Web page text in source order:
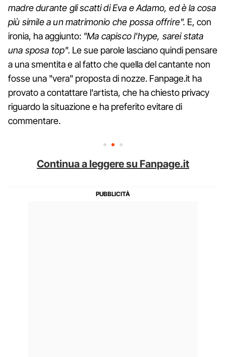
madre durante gli scatti di Eva e Adamo, ed è la cosa
più simile a un matrimonio che possa offrire". E, con
ironia, ha aggiunto: "Ma capisco l'hype, sarei stata
una sposa top". Le sue parole lasciano quindi pensare
a una smentita e al fatto che quella del cantante non
fosse una "vera" proposta di nozze. Fanpage.it ha
provato a contattare l'artista, che ha chiesto privacy
riguardo la situazione e ha preferito evitare di
commentare.
Continua a leggere su Fanpage.it